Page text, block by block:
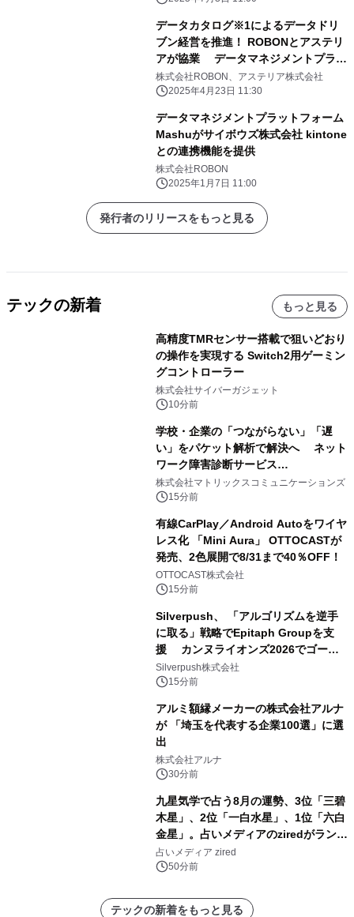
データカタログ※1によるデータドリ
ブン経営を推進！ ROBONとアステリ
アが協業 データマネジメントプラッ
トフォーム「Mashu」が ASTERIA
Warpと連携 企業が保有する情報資
る化へ
株式会社ROBON、アステリア株式会社
2025年4月23日 11:30
データマネジメントプラットフォーム
Mashuがサイボウズ株式会社 kintone
との連携機能を提供
株式会社ROBON
2025年1月7日 11:00
発行者のリリースをもっと見る
テックの新着 もっと見る
高精度TMRセンサー搭載で狙いどおり
の操作を実現する Switch2用ゲーミン
グコントローラー
株式会社サイバーガジェット
10分前
学校・企業の「つながらない」「遅
い」をパケット解析で解決へ ネット
ワーク障害診断サービス
「Sonarman」の一般販売を開始
株式会社マトリックスコミュニケーションズ
15分前
有線CarPlay／Android Autoをワイヤ
レス化 「Mini Aura」 OTTOCASTが
発売、2色展開で8/31まで40％OFF！
OTTOCAST株式会社
15分前
Silverpush、 「アルゴリズムを逆手
に取る」戦略でEpitaph Groupを支
援 カンヌライオンズ2026でゴール
ド2部門を含む3賞受賞に貢献
Silverpush株式会社
15分前
アルミ額縁メーカーの株式会社アルナ
が 「埼玉を代表する企業100選」に選
出
株式会社アルナ
30分前
九星気学で占う8月の運勢、3位「三碧
木星」、2位「一白水星」、1位「六白
金星」。占いメディアのziredがランキ
ングを発表
占いメディア zired
50分前
テックの新着をもっと見る